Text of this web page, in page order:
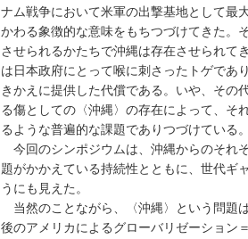
ナム戦争において米軍の出撃基地として最
かわる象徴的な意味をもちつづけてきた。
させられるかたちで沖縄は存在させられて
は日本政府にとって喉に刺さったトゲであ
きかえに提供した代償である。いや、その
る傷としての〈沖縄〉の存在によって、そ
るような普遍的な課題でありつづけている。
今回のシンポジウムは、沖縄からのそれ
題がかかえている持続性とともに、世代ギ
うにも見えた。
当然のことながら、〈沖縄〉という問題
後のアメリカによるグローバリゼーション